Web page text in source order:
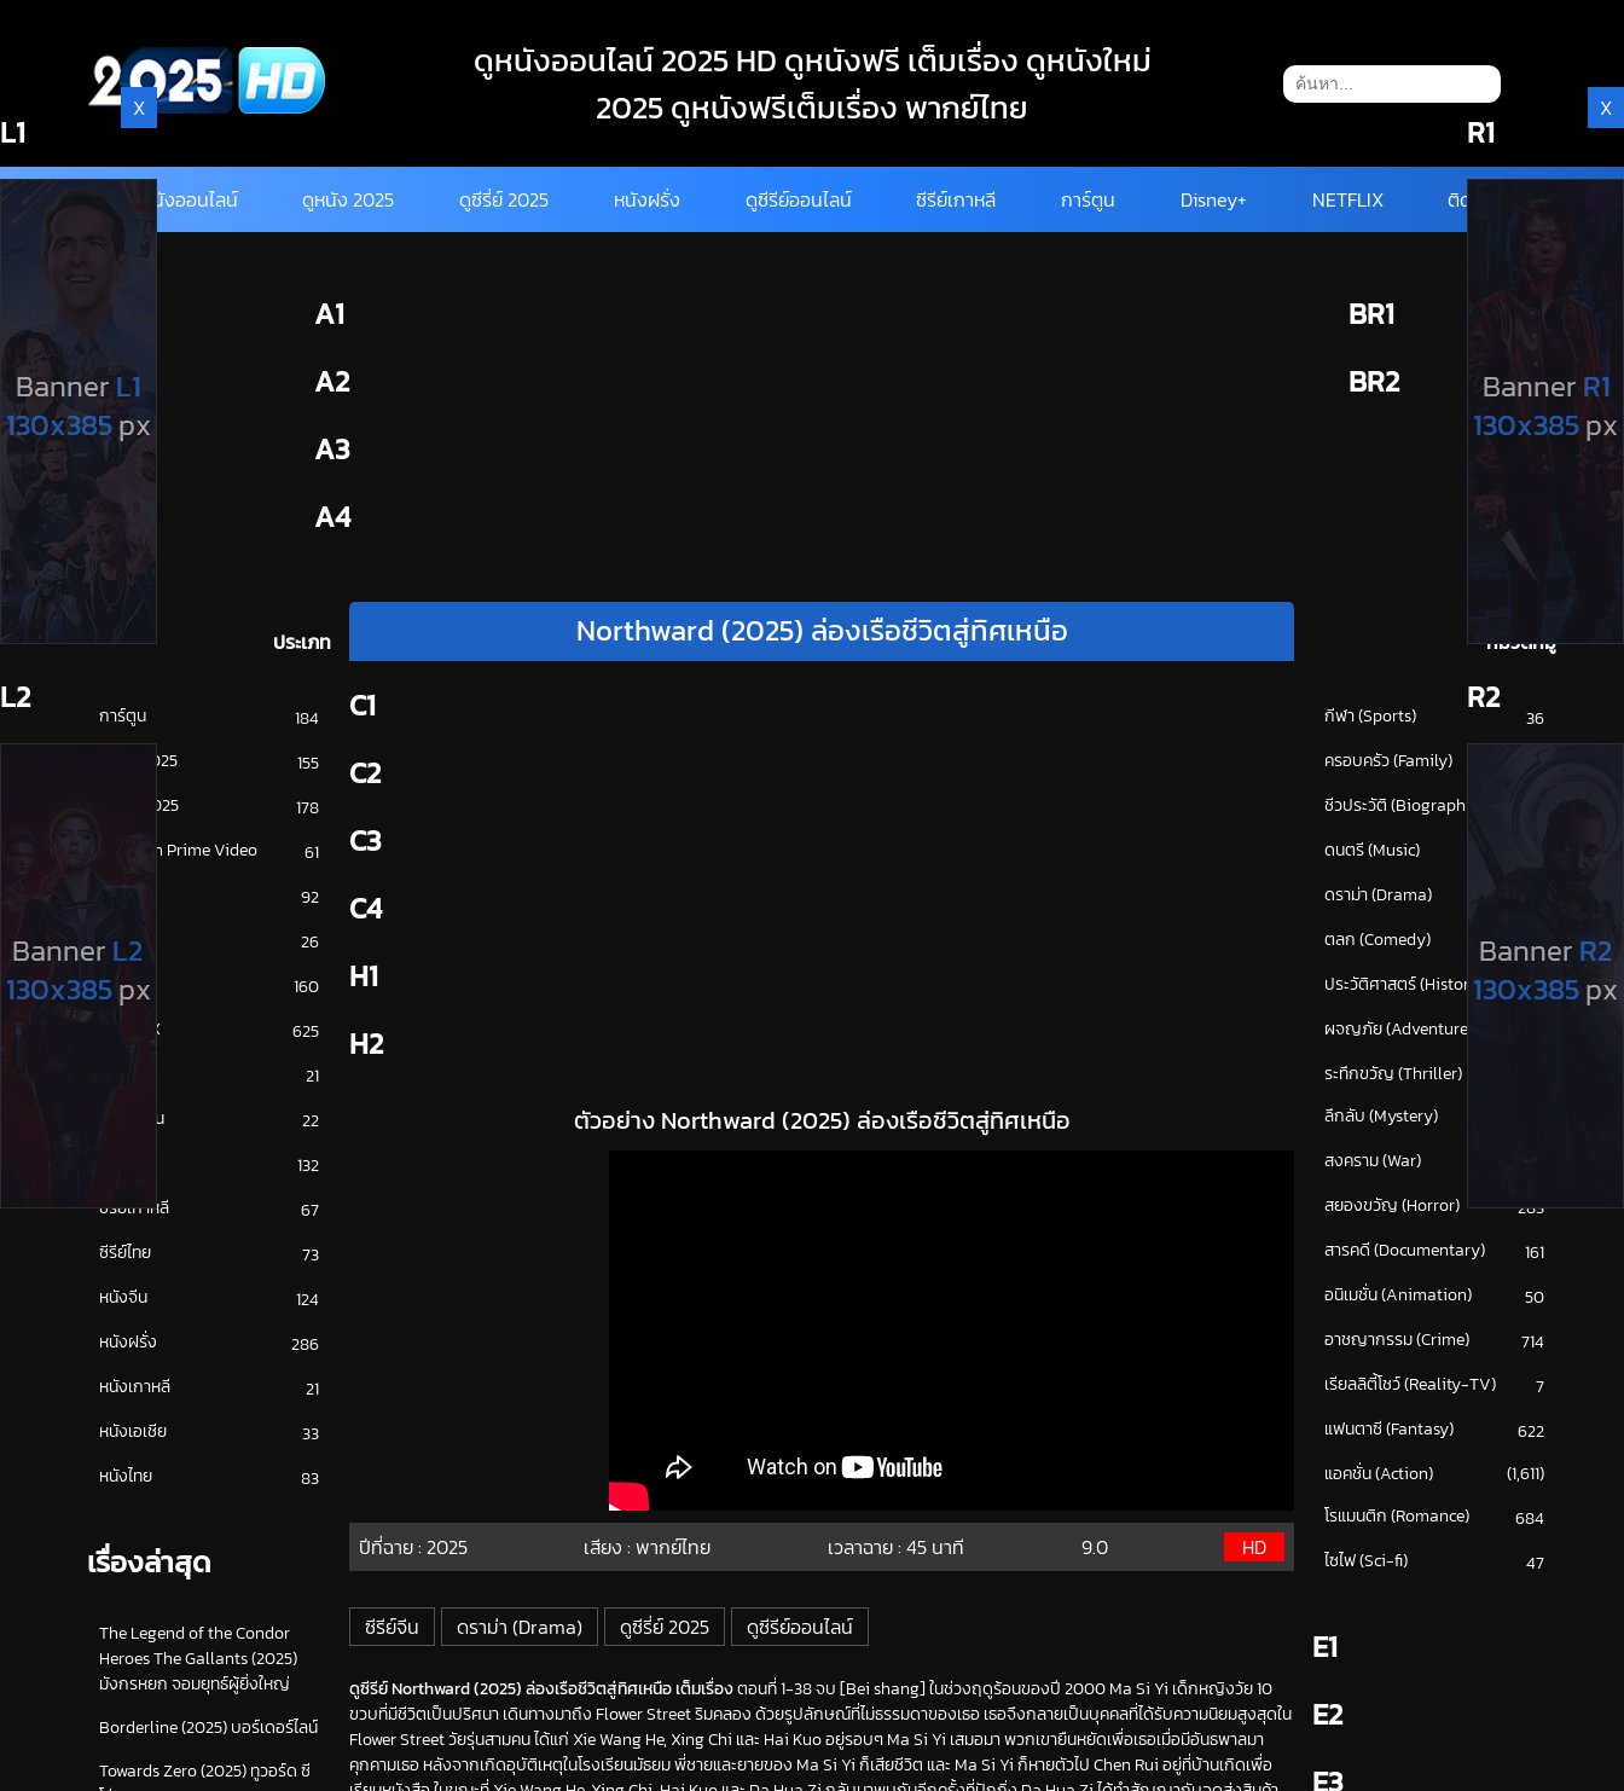
ดูหนังออนไลน์ 2025 HD ดูหนังฟรี เต็มเรื่อง ดูหนังใหม่
2025 ดูหนังฟรีเต็มเรื่อง พากย์ไทย
ดูหนังออนไลน์ ดูหนัง 2025 ดูซีรี่ย์ 2025 หนังฝรั่ง ดูซีรีย์ออนไลน์ ซีรีย์เกาหลี การ์ตูน Disney+ NETFLIX ติดต่อ
BL2
A1
A2
A3
A4
BR1
BR2
ประเภท
การ์ตูน
184
ดูซีรี่ย์ 2025
155
ดูหนัง 2025
178
Amazon Prime Video
61
Disney+
92
HBO
26
iQiYi
160
NETFLIX
625
21
ซีรีย์ญี่ปุ่น
22
132
ซีรีย์เกาหลี
67
ซีรีย์ไทย
73
หนังจีน
124
หนังฝรั่ง
286
หนังเกาหลี
21
หนังเอเชีย
33
หนังไทย
83
เรื่องล่าสุด
The Legend of the Condor
Heroes The Gallants (2025)
มังกรหยก จอมยุทธ์ผู้ยิ่งใหญ่
Borderline (2025) บอร์เดอร์ไลน์
Towards Zero (2025) ทูวอร์ด ซี
Northward (2025) ล่องเรือชีวิตสู่ทิศเหนือ
C1
C2
C3
C4
H1
H2
ตัวอย่าง Northward (2025) ล่องเรือชีวิตสู่ทิศเหนือ
ปีที่ฉาย : 2025 เสียง : พากย์ไทย เวลาฉาย : 45 นาที 9.0 HD
ซีรีย์จีน ดราม่า (Drama) ดูซีรี่ย์ 2025 ดูซีรีย์ออนไลน์
ดูซีรีย์ Northward (2025) ล่องเรือชีวิตสู่ทิศเหนือ เต็มเรื่องตอนที่ 1-38 จบ [Bei shang] ในช่วงฤดูร้อนของปี 2000 Ma Si Yi เด็กหญิงวัย 10
ขวบที่มีชีวิตเป็นปริศนา เดินทางมาถึง Flower Street ริมคลอง ด้วยรูปลักษณ์ที่ไม่ธรรมดาของเธอ เธอจึงกลายเป็นบุคคลที่ได้รับความนิยมสูงสุดใน
Flower Street วัยรุ่นสามคน ได้แก่ Xie Wang He, Xing Chi และ Hai Kuo อยู่รอบๆ Ma Si Yi เสมอมา พวกเขายืนหยัดเพื่อเธอเมื่อมีอันธพาลมา
คุกคามเธอ หลังจากเกิดอุบัติเหตุในโรงเรียนมัธยม พี่ชายและยายของ Ma Si Yi ก็เสียชีวิต และ Ma Si Yi ก็หายตัวไป Chen Rui อยู่ที่บ้านเกิดเพื่อ
หมวดหมู่
กีฬา (Sports)
36
ครอบครัว (Family)
ชีวประวัติ (Biography)
ดนตรี (Music)
ดราม่า (Drama)
ตลก (Comedy)
593
ประวัติศาสตร์ (History)
40
ผจญภัย (Adventure)
ระทึกขวัญ (Thriller)
ลึกลับ (Mystery)
สงคราม (War)
สยองขวัญ (Horror)
283
สารคดี (Documentary)
161
อนิเมชั่น (Animation)
50
อาชญากรรม (Crime)
714
เรียลลิตี้โชว์ (Reality-TV)
7
แฟนตาซี (Fantasy)
622
แอคชั่น (Action)
(1,611)
โรแมนติก (Romance)
684
ไซไฟ (Sci-fi)
47
E1
E2
E3
X
L1
L2
X
R1
R2